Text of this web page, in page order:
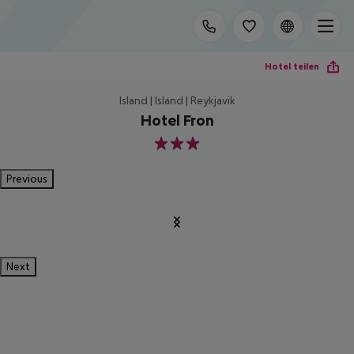
Hotel teilen
Island | Island | Reykjavik
Hotel Fron
3
Previous
Next